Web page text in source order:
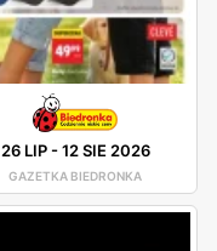
26 LIP-12 SIE 2026
GAZETKA BIEDRONKA